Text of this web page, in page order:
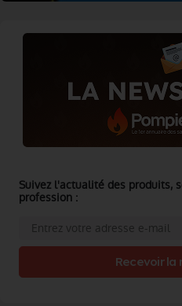
Suivez l'actualité des produits,
profession :
Recevoir la